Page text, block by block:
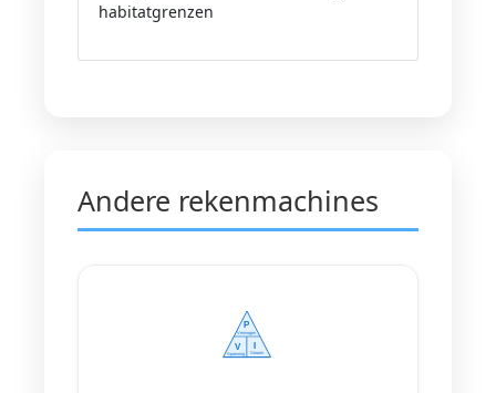
habitatgrenzen
Andere rekenmachines